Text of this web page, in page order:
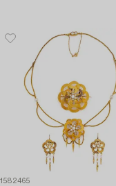
1582465